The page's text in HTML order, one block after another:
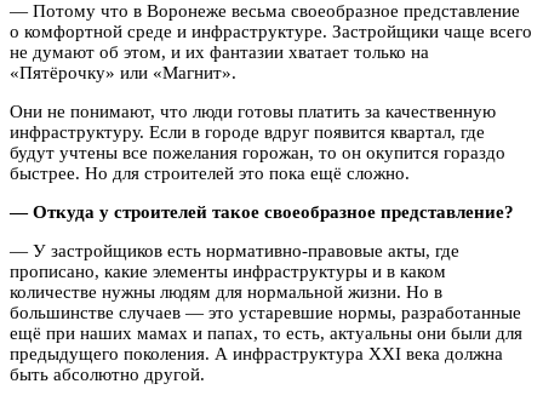
— Потому что в Воронеже весьма своеобразное представление
о комфортной среде и инфраструктуре. Застройщики чаще всего
не думают об этом, и их фантазии хватает только на
«Пятёрочку» или «Магнит».
Они не понимают, что люди готовы платить за качественную
инфраструктуру. Если в городе вдруг появится квартал, где
будут учтены все пожелания горожан, то он окупится гораздо
быстрее. Но для строителей это пока ещё сложно.
— Откуда у строителей такое своеобразное представление?
— У застройщиков есть нормативно-правовые акты, где
прописано, какие элементы инфраструктуры и в каком
количестве нужны людям для нормальной жизни. Но в
большинстве случаев — это устаревшие нормы, разработанные
ещё при наших мамах и папах, то есть, актуальны они были для
предыдущего поколения. А инфраструктура XXI века должна
быть абсолютно другой.